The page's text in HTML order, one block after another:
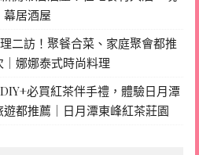
居酒屋
二訪！聚餐合菜、家庭聚會都推
娜娜泰式時尚料理
必買紅茶伴手禮，體驗日月潭
都推薦｜日月潭東峰紅茶莊園